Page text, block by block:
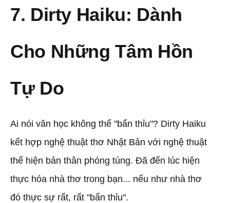
7. Dirty Haiku: Dành
Cho Những Tâm Hồn
Tự Do
Ai nói văn học không thể "bẩn thỉu"? Dirty Haiku
kết hợp nghệ thuật thơ Nhật Bản với nghệ thuật
thể hiện bản thân phóng túng. Đã đến lúc hiện
thực hóa nhà thơ trong bạn... nếu như nhà thơ
đó thực sự rất, rất "bẩn thỉu".